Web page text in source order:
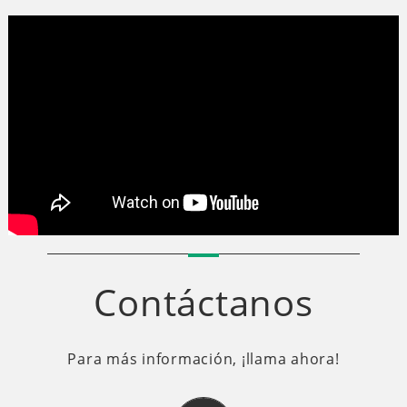
Contáctanos
Para más información, ¡llama ahora!